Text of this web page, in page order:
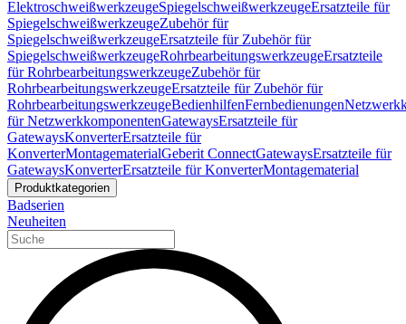
ElektroschweißwerkzeugeSpiegelschweißwerkzeugeErsatzteile für
SpiegelschweißwerkzeugeZubehör für
SpiegelschweißwerkzeugeErsatzteile für Zubehör für
SpiegelschweißwerkzeugeRohrbearbeitungswerkzeugeErsatzteile
für RohrbearbeitungswerkzeugeZubehör für
RohrbearbeitungswerkzeugeErsatzteile für Zubehör für
RohrbearbeitungswerkzeugeBedienhilfenFernbedienungen
für NetzwerkkomponentenGatewaysErsatzteile für
GatewaysKonverterErsatzteile für
KonverterMontagematerialGeberit ConnectGatewaysErsatzteile für
GatewaysKonverterErsatzteile für KonverterMontagematerial
Produktkategorien
Badserien
Neuheiten